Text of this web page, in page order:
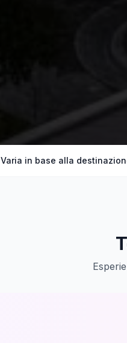
Varia in base alla